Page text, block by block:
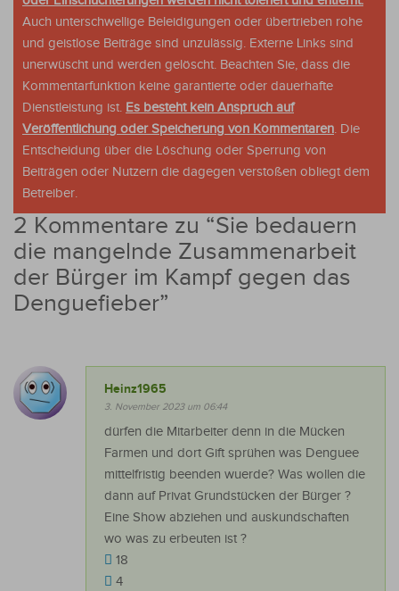
Auch unterschwellige Beleidigungen oder übertrieben rohe
und geistlose Beiträge sind unzulässig. Externe Links sind
unerwüscht und werden gelöscht. Beachten Sie, dass die
Kommentarfunktion keine garantierte oder dauerhafte
Dienstleistung ist. Es besteht kein Anspruch auf
Veröffentlichung oder Speicherung von Kommentaren. Die
Entscheidung über die Löschung oder Sperrung von
Beiträgen oder Nutzern die dagegen verstoßen obliegt dem
Betreiber.
2 Kommentare zu “Sie bedauern
die mangelnde Zusammenarbeit
der Bürger im Kampf gegen das
Denguefieber”
Heinz1965
3. November 2023 um 06:44
dürfen die Mitarbeiter denn in die Mücken
Farmen und dort Gift sprühen was Denguee
mittelfristig beenden wuerde? Was wollen die
dann auf Privat Grundstücken der Bürger ?
Eine Show abziehen und auskundschaften
wo was zu erbeuten ist ?
18
4